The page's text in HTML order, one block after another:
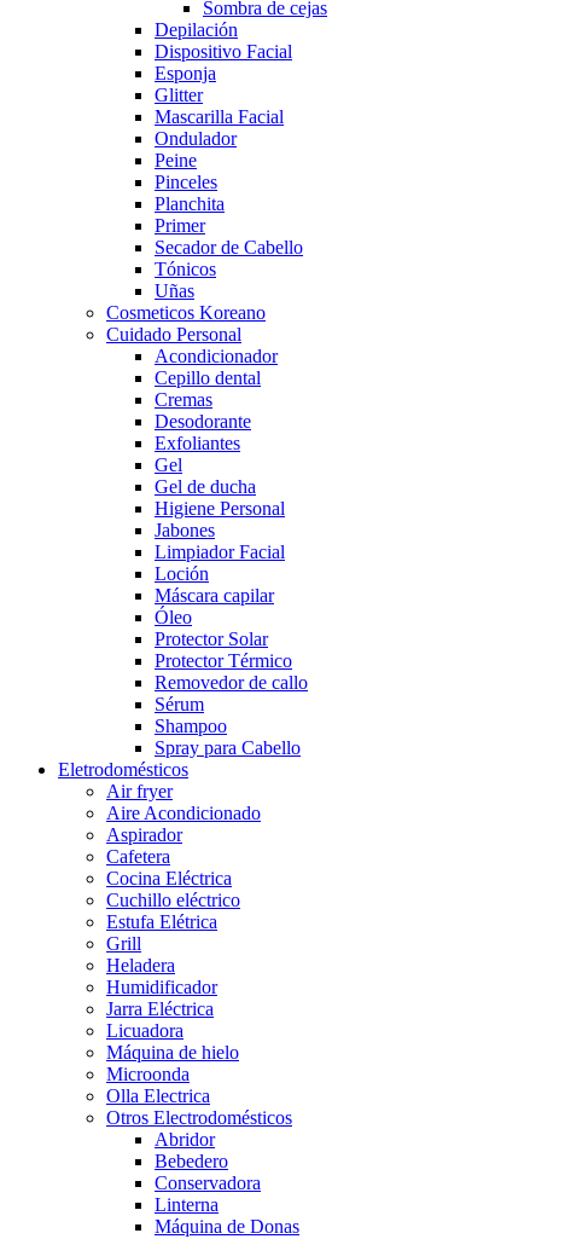
Sombra de cejas
Depilación
Dispositivo Facial
Esponja
Glitter
Mascarilla Facial
Ondulador
Peine
Pinceles
Planchita
Primer
Secador de Cabello
Tónicos
Uñas
Cosmeticos Koreano
Cuidado Personal
Acondicionador
Cepillo dental
Cremas
Desodorante
Exfoliantes
Gel
Gel de ducha
Higiene Personal
Jabones
Limpiador Facial
Loción
Máscara capilar
Óleo
Protector Solar
Protector Térmico
Removedor de callo
Sérum
Shampoo
Spray para Cabello
Eletrodomésticos
Air fryer
Aire Acondicionado
Aspirador
Cafetera
Cocina Eléctrica
Cuchillo eléctrico
Estufa Elétrica
Grill
Heladera
Humidificador
Jarra Eléctrica
Licuadora
Máquina de hielo
Microonda
Olla Electrica
Otros Electrodomésticos
Abridor
Bebedero
Conservadora
Linterna
Máquina de Donas